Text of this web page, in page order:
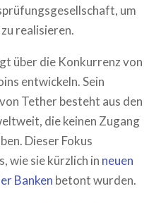
um
realisieren.
über die Konkurrenz von
entwickeln. Sein
Tether besteht aus den
die keinen Zugang
Dieser Fokus
wie sie kürzlich in neuen
Banken betont wurden.